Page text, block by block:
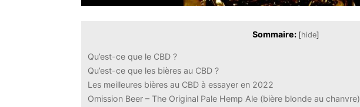
Sommaire: [hide]
Qu’est-ce que le CBD ?
Qu’est-ce que les bières au CBD ?
Les meilleures bières au CBD à essayer en 2022
Omission Beer – The Original Pale Hemp Ale (bière blonde au chanvre)